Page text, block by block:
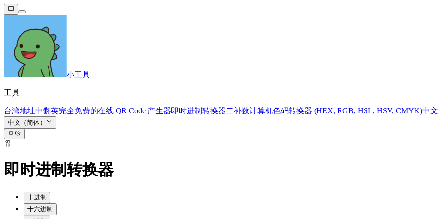
小工具
工具
台湾地址中翻英完全免费的在线 QR Code 产生器即时进制转换器二补数计算机色码转换器 (HEX, RGB, HSL, HSV, CMYK)中
中文（简体）
即时进制转换器
十进制
十六进制